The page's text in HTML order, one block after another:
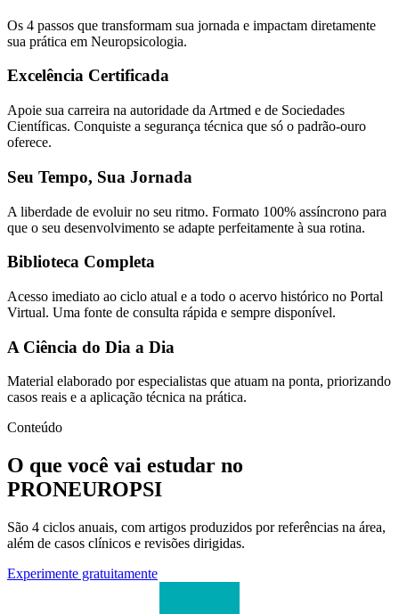
Os 4 passos que transformam sua jornada e impactam diretamente
sua prática em Neuropsicologia.
Excelência Certificada
Apoie sua carreira na autoridade da Artmed e de Sociedades
Científicas. Conquiste a segurança técnica que só o padrão-ouro
oferece.
Seu Tempo, Sua Jornada
A liberdade de evoluir no seu ritmo. Formato 100% assíncrono para
que o seu desenvolvimento se adapte perfeitamente à sua rotina.
Biblioteca Completa
Acesso imediato ao ciclo atual e a todo o acervo histórico no Portal
Virtual. Uma fonte de consulta rápida e sempre disponível.
A Ciência do Dia a Dia
Material elaborado por especialistas que atuam na ponta, priorizando
casos reais e a aplicação técnica na prática.
Conteúdo
O que você vai estudar no
PRONEUROPSI
São 4 ciclos anuais, com artigos produzidos por referências na área,
além de casos clínicos e revisões dirigidas.
Experimente gratuitamente